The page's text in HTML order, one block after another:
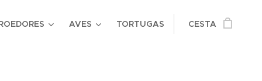
AVES TORTUGAS CESTA